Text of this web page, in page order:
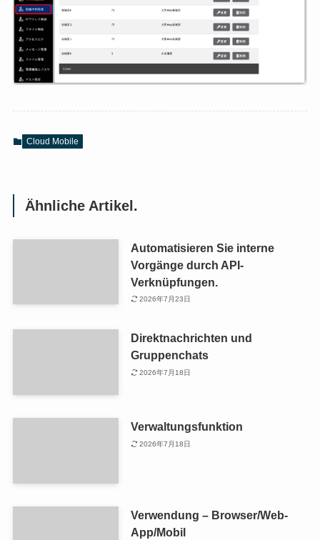
Cloud Mobile
Ähnliche Artikel.
Automatisieren Sie interne
Vorgänge durch API-
Verknüpfungen.
2026年7月23日
Direktnachrichten und
Gruppenchats
2026年7月18日
Verwaltungsfunktion
2026年7月18日
Verwendung – Browser/Web-
App/Mobil